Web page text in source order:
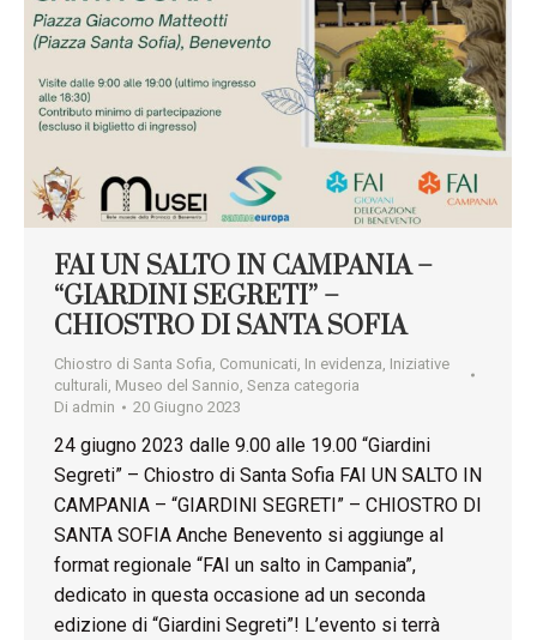
FAI UN SALTO IN CAMPANIA –
“GIARDINI SEGRETI” –
CHIOSTRO DI SANTA SOFIA
Chiostro di Santa Sofia, Comunicati, In evidenza, Iniziative
culturali, Museo del Sannio, Senza categoria
Di admin 20 Giugno 2023
24 giugno 2023 dalle 9.00 alle 19.00 “Giardini
Segreti” – Chiostro di Santa Sofia FAI UN SALTO IN
CAMPANIA – “GIARDINI SEGRETI” – CHIOSTRO DI
SANTA SOFIA Anche Benevento si aggiunge al
format regionale “FAI un salto in Campania”,
dedicato in questa occasione ad un seconda
edizione di “Giardini Segreti”! L’evento si terrà